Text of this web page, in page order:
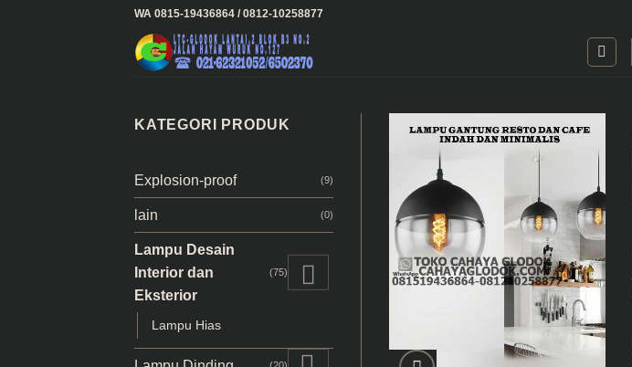
WA 0815-19436864 / 0812-10258877
KATEGORI PRODUK
Explosion-proof (9)
lain (0)
Lampu Desain
Interior dan
Eksterior
(75)
Lampu Hias